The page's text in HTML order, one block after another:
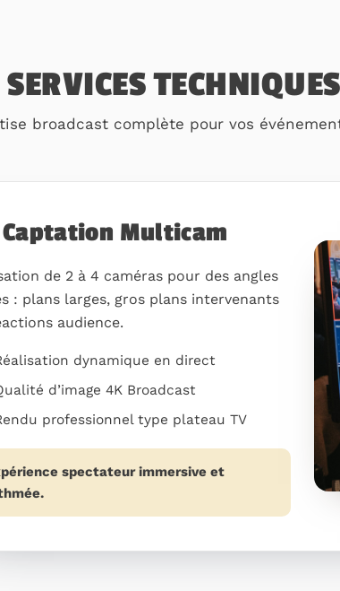
TECHNIQUES
broadcast complète pour vos
Captation Multicam
de 2 à 4 caméras pour des angles
: plans larges, gros plans intervenants
audience.
dynamique en direct
d’image 4K Broadcast
professionnel type plateau TV
spectateur immersive et